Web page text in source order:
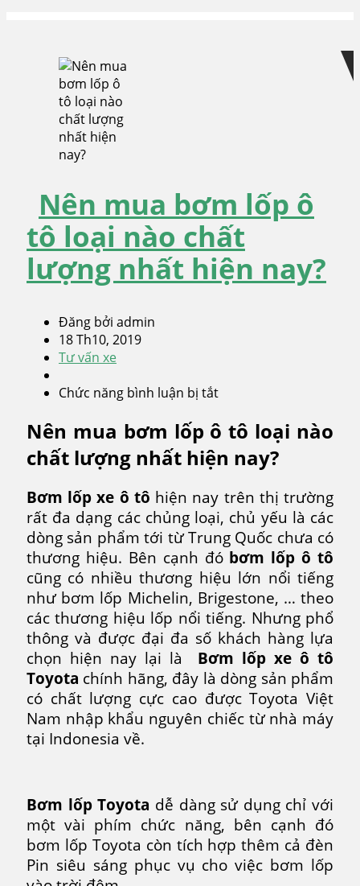
navigation
Nên mua bơm lốp ô
tô loại nào chất
lượng nhất hiện nay?
Đăng bởi admin
18 Th10, 2019
Tư vấn xe
Chức năng bình luận bị tắt
mua
lốp
tô
loại
nào
chất
lượng
nhất
hiện
nay?
Nên mua bơm lốp ô tô loại nào
chất lượng nhất hiện nay?
Bơm lốp xe ô tô hiện nay trên thị trường
rất đa dạng các chủng loại, chủ yếu là các
dòng sản phẩm tới từ Trung Quốc chưa có
thương hiệu. Bên cạnh đó bơm lốp ô tô
cũng có nhiều thương hiệu lớn nổi tiếng
như bơm lốp Michelin, Brigestone, … theo
các thương hiệu lốp nổi tiếng. Nhưng phổ
thông và được đại đa số khách hàng lựa
chọn hiện nay lại là Bơm lốp xe ô tô
Toyota chính hãng, đây là dòng sản phẩm
có chất lượng cực cao được Toyota Việt
Nam nhập khẩu nguyên chiếc từ nhà máy
tại Indonesia về.
Bơm lốp Toyota dễ dàng sử dụng chỉ với
một vài phím chức năng, bên cạnh đó
bơm lốp Toyota còn tích hợp thêm cả đèn
Pin siêu sáng phục vụ cho việc bơm lốp